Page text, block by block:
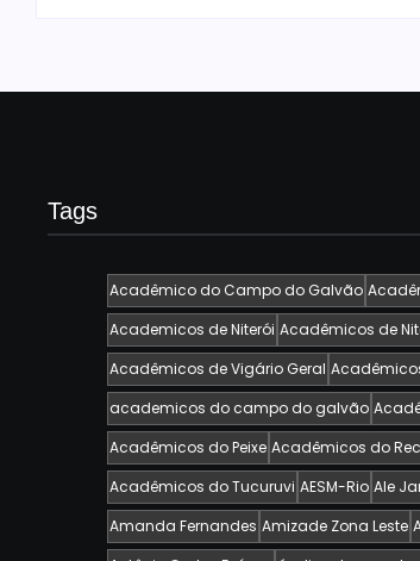
Tags
Acadêmico do Campo do Galvão
Academicos de Niterói Acadêmicos de
Acadêmicos de Vigário Geral
academicos do campo do galvão
Acadêmicos do Peixe Acadêmicos do
Acadêmicos do Tucuruvi AESM-Rio Ale
Amanda Fernandes Amizade Zona Leste